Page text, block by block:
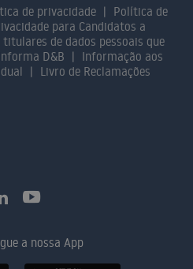
de privacidade
Política de
para Candidatos a
de dados pessoais que
D&B
Informação aos
Livro de Reclamações
a nossa App